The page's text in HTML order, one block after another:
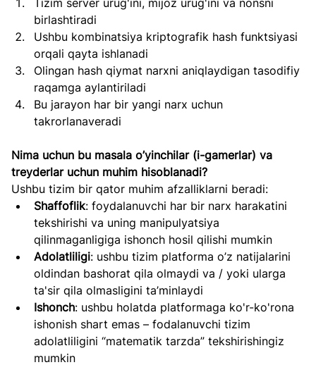
Tizim server urug'ini, mijoz urug'ini va nonsni
birlashtiradi
Ushbu kombinatsiya kriptografik hash funktsiyasi
orqali qayta ishlanadi
Olingan hash qiymat narxni aniqlaydigan tasodifiy
raqamga aylantiriladi
Bu jarayon har bir yangi narx uchun
takrorlanaveradi
Nima uchun bu masala o’yinchilar (i-gamerlar) va
treyderlar uchun muhim hisoblanadi?
Ushbu tizim bir qator muhim afzalliklarni beradi:
Shaffoflik: foydalanuvchi har bir narx harakatini
tekshirishi va uning manipulyatsiya
qilinmaganligiga ishonch hosil qilishi mumkin
Adolatliligi: ushbu tizim platforma o’z natijalarini
oldindan bashorat qila olmaydi va / yoki ularga
ta'sir qila olmasligini ta’minlaydi
Ishonch: ushbu holatda platformaga ko'r-ko'rona
ishonish shart emas – fodalanuvchi tizim
adolatliligini “matematik tarzda” tekshirishingiz
mumkin